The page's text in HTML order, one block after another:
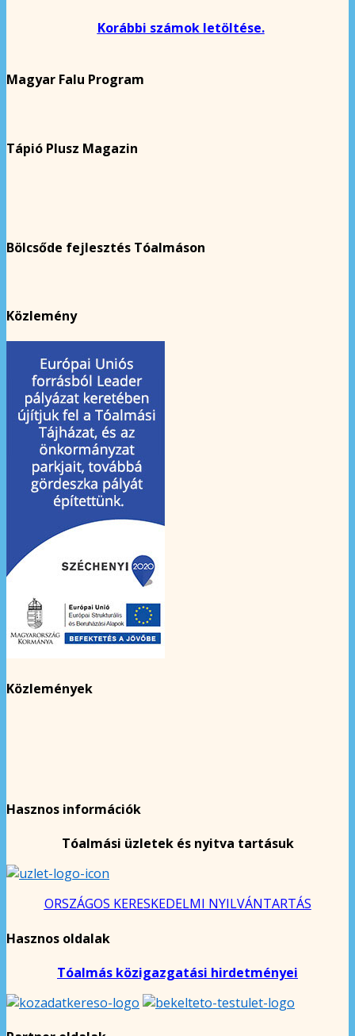
Korábbi számok letöltése.
Magyar Falu Program
Tápió Plusz Magazin
Bölcsőde fejlesztés Tóalmáson
Közlemény
Közlemények
Hasznos információk
Tóalmási üzletek és nyitva tartásuk
ORSZÁGOS KERESKEDELMI NYILVÁNTARTÁS
Hasznos oldalak
Tóalmás közigazgatási hirdetményei